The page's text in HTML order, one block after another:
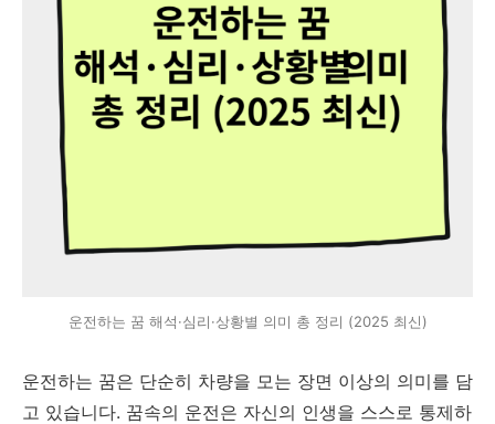
운전하는 꿈 해석·심리·상황별 의미 총 정리 (2025 최신)
운전하는 꿈은 단순히 차량을 모는 장면 이상의 의미를 담
고 있습니다. 꿈속의 운전은 자신의 인생을 스스로 통제하